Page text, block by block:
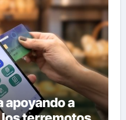
apoyando a